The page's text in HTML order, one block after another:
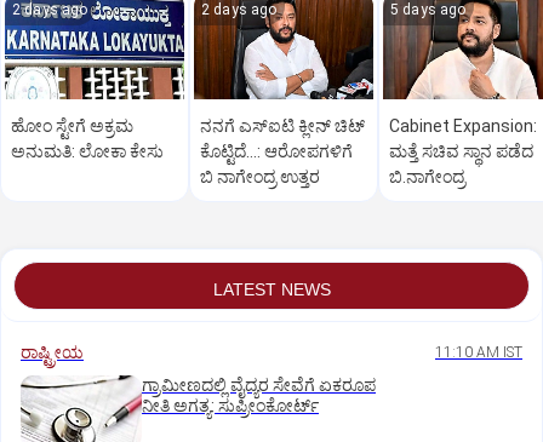
2 days ago
ಹೋಂ ಸ್ಟೇಗೆ ಅಕ್ರಮ
ಅನುಮತಿ: ಲೋಕಾ ಕೇಸು
2 days ago
ನನಗೆ ಎಸ್ಐಟಿ ಕ್ಲೀನ್ ಚಿಟ್
ಕೊಟ್ಟಿದೆ…: ಆರೋಪಗಳಿಗೆ
ಬಿ ನಾಗೇಂದ್ರ ಉತ್ತರ
5 days ago
Cabinet Expansion:
ಮತ್ತೆ ಸಚಿವ ಸ್ಥಾನ ಪಡೆದ
ಬಿ.ನಾಗೇಂದ್ರ
LATEST NEWS
ರಾಷ್ಟ್ರೀಯ 11:10 AM IST
ಗ್ರಾಮೀಣದಲ್ಲಿ ವೈದ್ಯರ ಸೇವೆಗೆ ಏಕರೂಪ
ನೀತಿ ಅಗತ್ಯ: ಸುಪ್ರೀಂಕೋರ್ಟ್‌